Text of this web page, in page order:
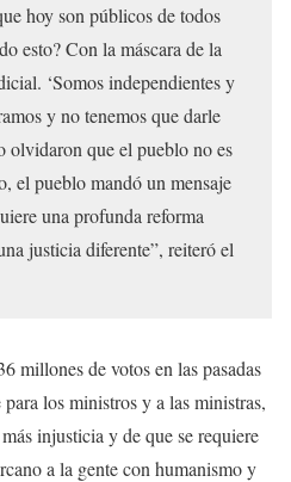
hoy son públicos de todos
esto? Con la máscara de la
‘Somos independientes y
y no tenemos que darle
olvidaron que el pueblo no es
el pueblo mandó un mensaje
una profunda reforma
justicia diferente”, reiteró el
millones de votos en las pasadas
los ministros y a las ministras,
injusticia y de que se requiere
a la gente con humanismo y